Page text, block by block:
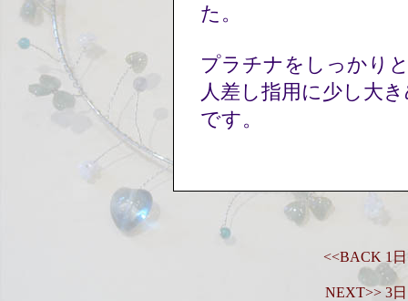
た。
プラチナをしっかり
人差し指用に少し大
です。
<<BACK 1
NEXT>> 3